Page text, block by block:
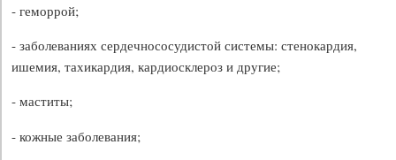
- геморрой;
- заболеваниях сердечнососудистой системы: стенокардия,
ишемия, тахикардия, кардиосклероз и другие;
- маститы;
- кожные заболевания;